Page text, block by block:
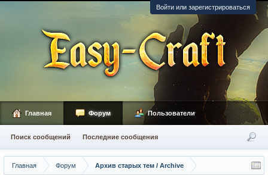
Войти или зарегистрироваться
Главная Форум Архив старых тем / Archive
Главная Форум
Поиск сообщений Последние сообщения
Пользователи